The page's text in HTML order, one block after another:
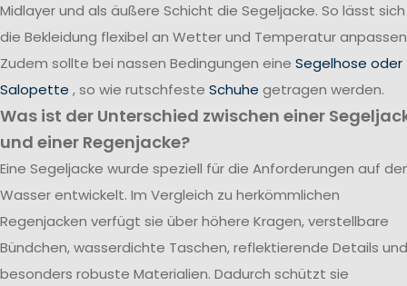
Midlayer und als äußere Schicht die Segeljacke. So lässt sich
die Bekleidung flexibel an Wetter und Temperatur
Zudem sollte bei nassen Bedingungen eine Segelhose oder
Salopette , so wie rutschfeste Schuhe getragen werden.
Was ist der Unterschied zwischen einer
und einer Regenjacke?
Eine Segeljacke wurde speziell für die Anforderungen auf
Wasser entwickelt. Im Vergleich zu herkömmlichen
Regenjacken verfügt sie über höhere Kragen, verstellbare
Bündchen, wasserdichte Taschen, reflektierende Details und
besonders robuste Materialien. Dadurch schützt sie